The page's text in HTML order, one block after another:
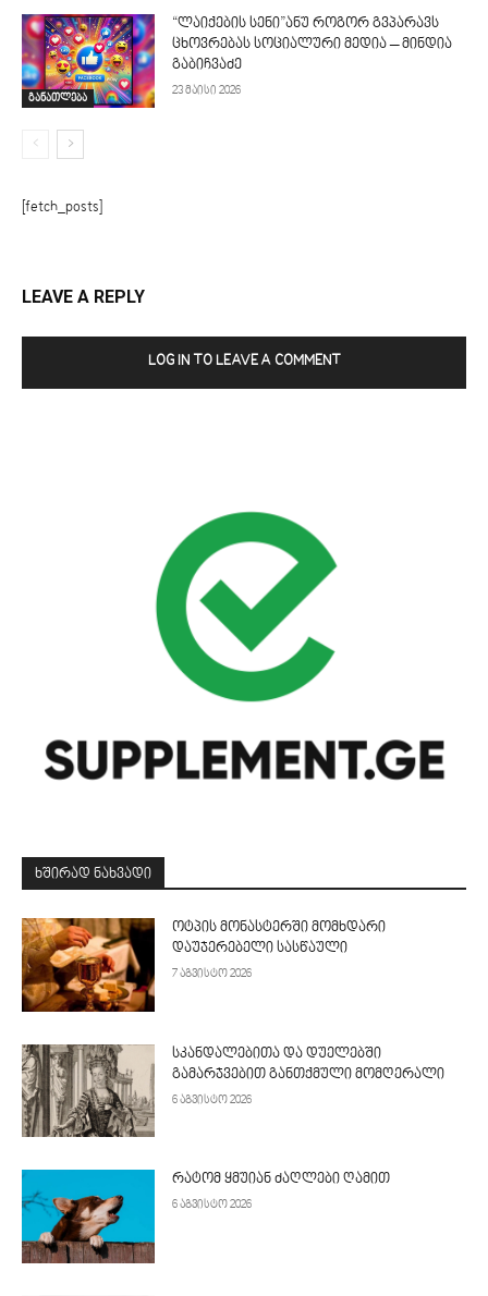
განათლება
“ლაიქების სენი”ანუ როგორ გვპარავს
ცხოვრებას სოციალური მედია – მინდია
გაბიჩვაძე
23 მაისი 2026
[fetch_posts]
LEAVE A REPLY
LOG IN TO LEAVE A COMMENT
ᲮᲨᲘᲠᲐᲓ ᲜᲐᲮᲕᲐᲓᲘ
ოტპის მონასტერში მომხდარი
დაუჯერებელი სასწაული
7 აგვისტო 2026
სკანდალებითა და დუელებში
გამარჯვებით განთქმული მომღერალი
6 აგვისტო 2026
რატომ ყმუიან ძაღლები ღამით
6 აგვისტო 2026